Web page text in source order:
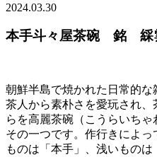
2024.03.30
本手斗々屋茶碗 銘 綵
朝鮮半島で焼かれた日常的
茶人から素朴さを愛玩され
らを高麗茶碗（こうらいち
その一つです。作行きによ
ものは「本手」、浅いものは